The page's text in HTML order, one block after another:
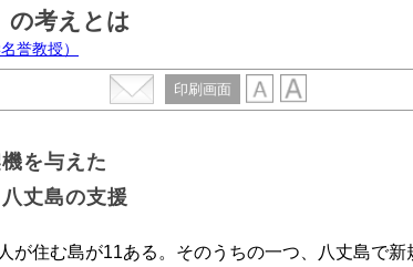
の考えとは
誉教授）
印刷画面
を与えた
丈島の支援
が住む島が11ある。そのうちの一つ、八丈島で新